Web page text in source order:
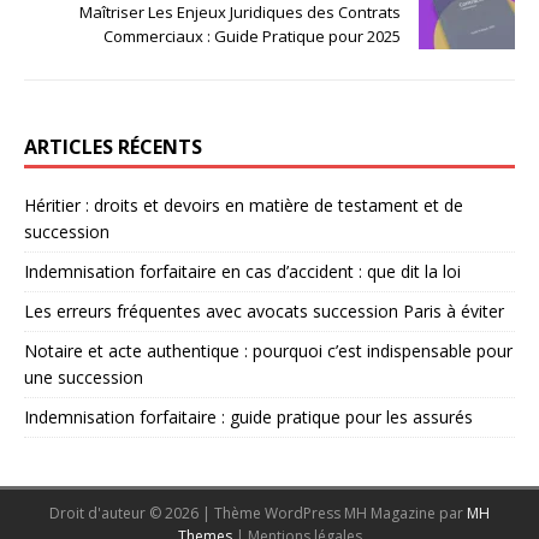
Maîtriser Les Enjeux Juridiques des Contrats
Commerciaux : Guide Pratique pour 2025
ARTICLES RÉCENTS
Héritier : droits et devoirs en matière de testament et de
succession
Indemnisation forfaitaire en cas d’accident : que dit la loi
Les erreurs fréquentes avec avocats succession Paris à éviter
Notaire et acte authentique : pourquoi c’est indispensable pour
une succession
Indemnisation forfaitaire : guide pratique pour les assurés
Droit d'auteur © 2026 | Thème WordPress MH Magazine par MH